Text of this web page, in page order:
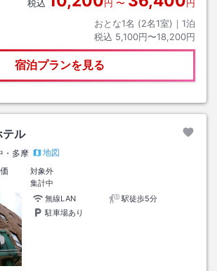
税込 円 〜
円
おとな1名 (2名1室)｜ 1泊
税込 5,100円〜18,200円
宿泊プランを見る
テル
・多摩
地図
対象外
集計中
無線LAN
駅徒歩5分
駐車場あり